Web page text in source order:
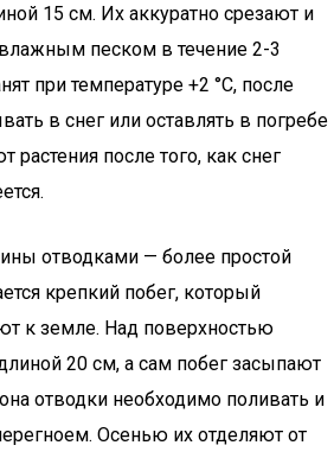
15 см. Их аккуратно срезают и
песком в течение 2-3
при температуре +2 °С, после
в снег или оставлять в погребе
после того, как снег
отводками — более простой
крепкий побег, который
к земле. Над поверхностью
20 см, а сам побег засыпают
отводки необходимо поливать и
Осенью их отделяют от